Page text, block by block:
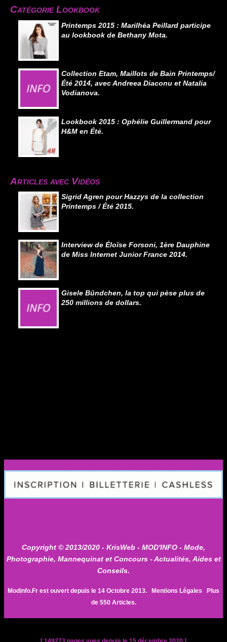
Catégorie Lookbook
Printemps 2015 : Marilhéa Peillard participe
au lookbook de Bethany Mota.
Collection Etam, Maillots de Bain Printemps/
Été 2014, avec Andreea Diaconu et Natalia
Vodianova.
Lookbook 2015 : Ophélie Guillermand pour
H&M en Été.
Articles avec Vidéos
Sigrid Agren pour Hazzys de la collection
Printemps / Été 2015.
Interview de Éloïse Forsoni, 1ère Dauphine
de Miss Internet Junior France 2014.
Gisele Bündchen, la top qui pèse plus de
250 millions de dollars.
Copyright © 2013/2020 - KrisWeb - MOD'INFO - Mode,
Photographie, Mannequinat et Concours - Actualités, Aides et
Conseils.
Modinfo.Fr est ouvert depuis le 14 Octobre 2013. Mentions Légales Plus
de 550 Articles.